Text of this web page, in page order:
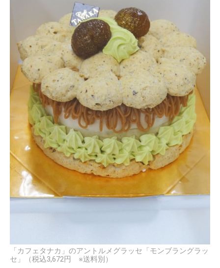
「カフェタナカ」のアントルメグラッセ「モンブラングラッ
セ」（税込3,672円 ※送料別）